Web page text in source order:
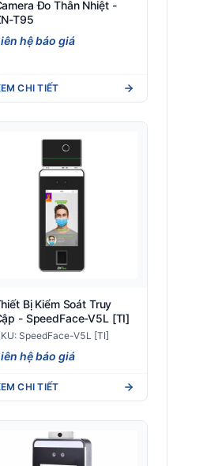
Đo Thân Nhiệt -
T95
hệ báo giá
CHI TIẾT
Bị Kiểm Soát Truy
- SpeedFace-V5L [TI]
SpeedFace-V5L [TI]
hệ báo giá
CHI TIẾT